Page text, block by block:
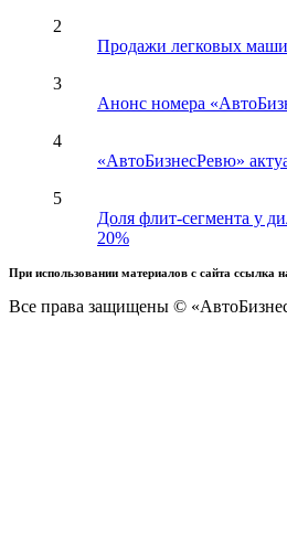
2
Продажи легковых
3
Анонс номера
4
«АвтоБизнесРевю»
5
Доля флит-сегмента у
20%
При использовании материалов с сайта ссылка
Все права защищены ©